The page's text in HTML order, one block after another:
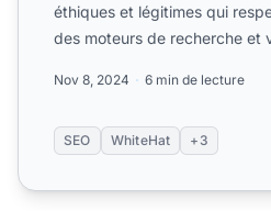
éthiques et légitimes qui
des moteurs de recherche et
Nov 8, 2024 6 min de lecture
SEO WhiteHat +3